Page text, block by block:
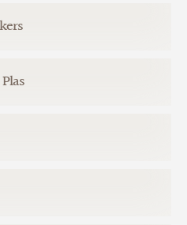
09-1937
09-1940